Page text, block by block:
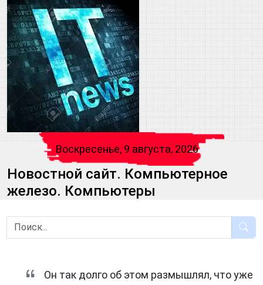
Воскресенье, 9 августа, 2026
Новостной сайт. Компьютерное
железо. Компьютеры
Он так долго об этом размышлял, что уже